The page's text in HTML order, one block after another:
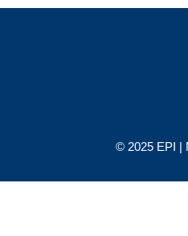
© 2025 EPI |